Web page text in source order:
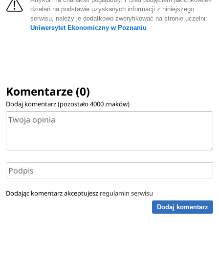
działań na podstawie uzyskanych informacji z niniejszego
serwisu, należy je dodatkowo zweryfikować na stronie uczelni:
Uniwersytet Ekonomiczny w Poznaniu
Komentarze (0)
Dodaj komentarz (pozostało4000znaków)
Dodając komentarz akceptujesz regulamin serwisu
Dodaj komentarz